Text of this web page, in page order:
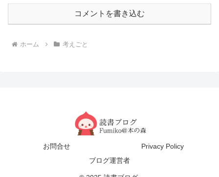
コメントを書き込む
ホーム 考えごと
お問合せ
Privacy Policy
ブログ運営者